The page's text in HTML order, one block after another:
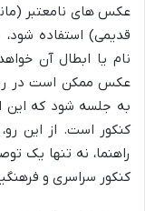
عکس های نامعتبر
قدیمی) استفاده
نام یا ابطال آن
عکس ممکن است در
به جلسه شود که این
کنکور است. از این
راهنما، نه تنها یک
کنکور سراسری و